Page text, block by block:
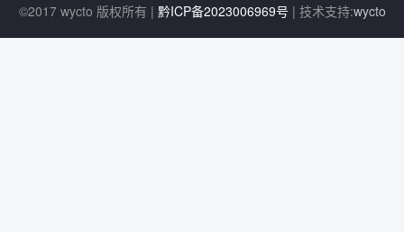
©2017 wycto 版权所有 | 黔ICP备2023006969号 | 技术支持:wycto